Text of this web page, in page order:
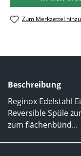
Zum Merkzettel
Beschreibung
Reginox Edelstahl
Reversible Spüle
zum flächenbünd…